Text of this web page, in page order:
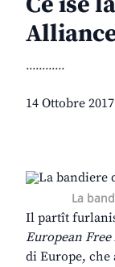
............
14 Ottobre 2017
La
Il partît
European
di Europe,